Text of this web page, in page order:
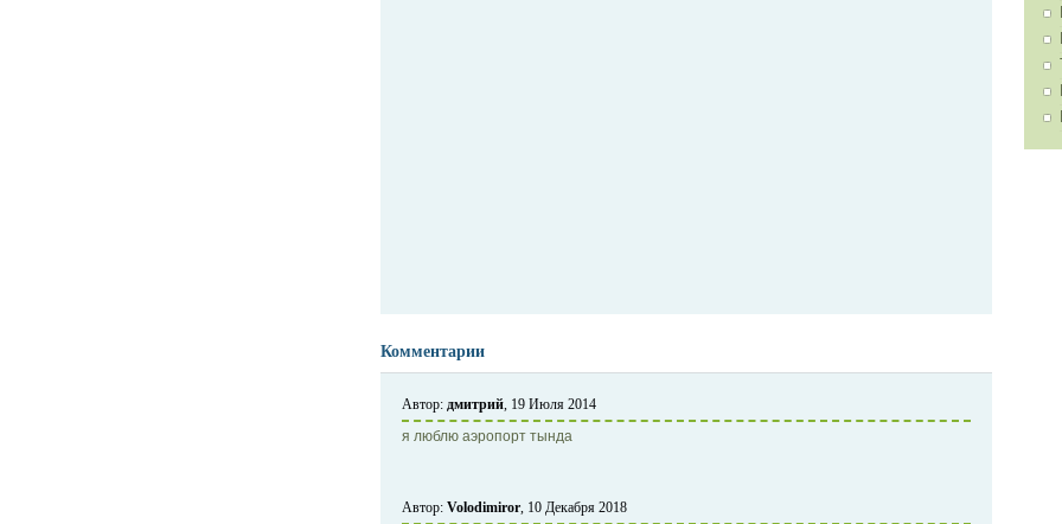
Комментарии
Автор: дмитрий, 19 Июля 2014
я люблю аэропорт тында
Автор: Volodimiror, 10 Декабря 2018